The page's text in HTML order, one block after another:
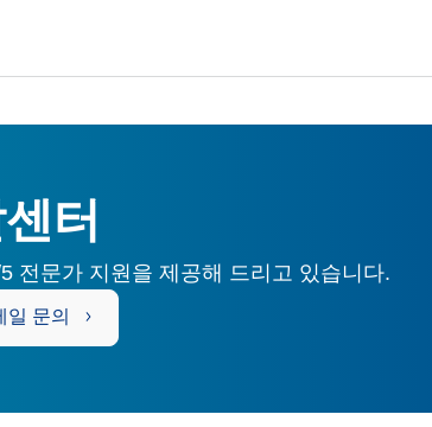
터
전문가 지원을 제공해 드리고 있습니다.
일 문의